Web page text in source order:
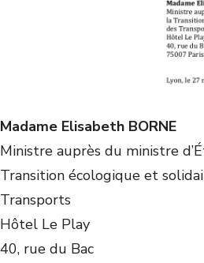
Madame Elisabeth BORNE
Ministre auprès du ministre
Transition écologique et
Transports
Hôtel Le Play
40, rue du Bac